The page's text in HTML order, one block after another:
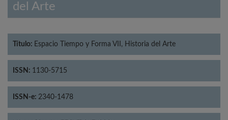
del Arte
Título: Espacio Tiempo y Forma VII, Historia del Arte
ISSN: 1130-5715
ISSN-e: 2340-1478